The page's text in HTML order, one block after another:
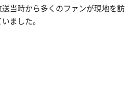
当時から多くのファンが現地を訪
ました。